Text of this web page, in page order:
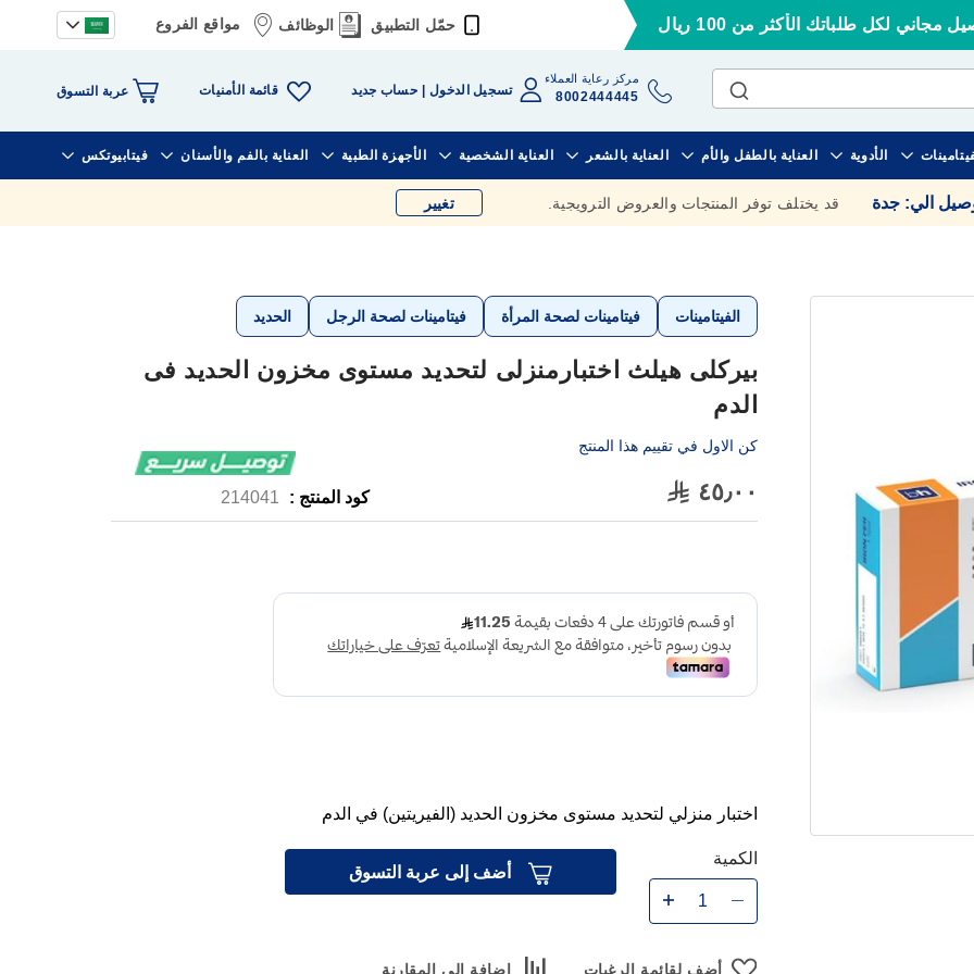
مجاني لكل طلباتك الأكثر من 100 ريال حمّل التطبيق الوظائف مواقع الفروع
مركز رعاية العملاء
8002444445 تسجيل الدخول حساب جديد قائمة الأمنيات عربة التسوق
الأدوية العناية بالطفل والأم العناية بالشعر العناية الشخصية الأجهزة الطبية العناية بالفم والأسنان فيتابيوتكس
الي: جدة قد يختلف توفر المنتجات والعروض الترويجية. تغيير
الفيتامينات فيتامينات لصحة المرأة فيتامينات لصحة الرجل الحديد
بيركلى هيلث اختبارمنزلى لتحديد مستوى مخزون الحديد فى
الدم
كن الاول في تقييم هذا المنتج
٤٥٫٠٠ كود المنتج : 214041
اختبار منزلي لتحديد مستوى مخزون الحديد (الفيريتين) في الدم
الكمية
أضف إلى عربة التسوق
أضف لقائمة الرغبات إضافة إلى المقارنة